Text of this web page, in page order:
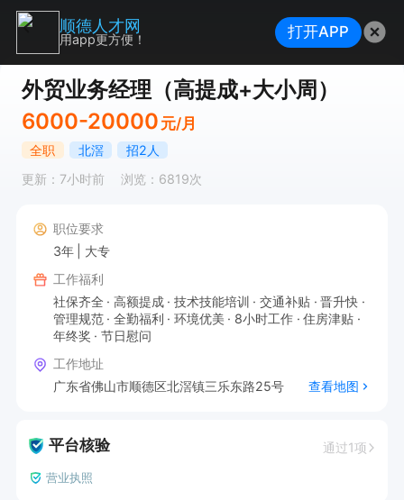
外贸业务经理（高提成+大小周）
6000-20000 元/月
全职 北滘
招2人
更新：7小时前
浏览：6819次
职位要求
3年
大专
工作福利
社保齐全
高额提成 技术技能培训 交通补贴
晋升快
管理规范
全勤福利 环境优美 8小时工作
住房津贴
年终奖
节日慰问
工作地址
广东省佛山市顺德区北滘镇三乐东路25号
查看地图
平台核验 通过1项
营业执照
顺德人才网
用app更方便！ 打开APP